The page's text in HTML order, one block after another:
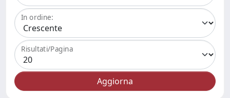
In ordine:
Risultati/Pagina